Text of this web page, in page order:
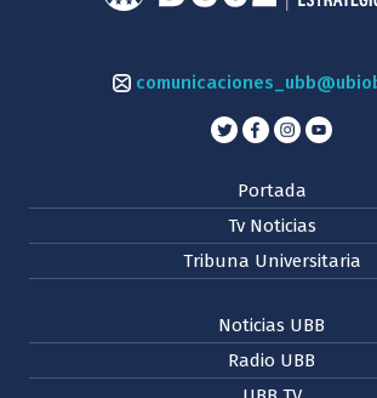
Portada
Tv Noticias
Tribuna Universitaria
Noticias UBB
Radio UBB